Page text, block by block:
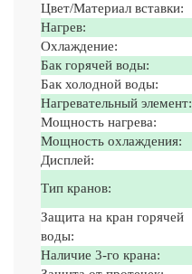
Цвет/Материал вставки:
Нагрев:
Охлаждение:
Бак горячей воды:
Бак холодной воды:
Нагревательный элемент:
Мощность нагрева:
Мощность охлаждения:
Дисплей:
Тип кранов:
Защита на кран горячей
воды:
Наличие 3-го крана: